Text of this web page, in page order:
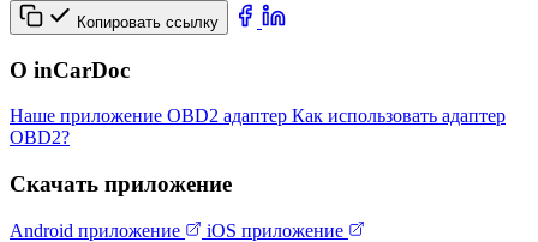
Копировать ссылку
О inCarDoc
Наше приложение OBD2 адаптер Как использовать адаптер
OBD2?
Скачать приложение
Android приложение iOS приложение